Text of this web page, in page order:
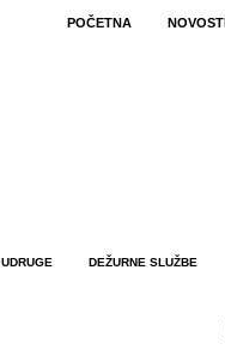
POČETNA NOVOSTI
UDRUGE DEŽURNE SLUŽBE